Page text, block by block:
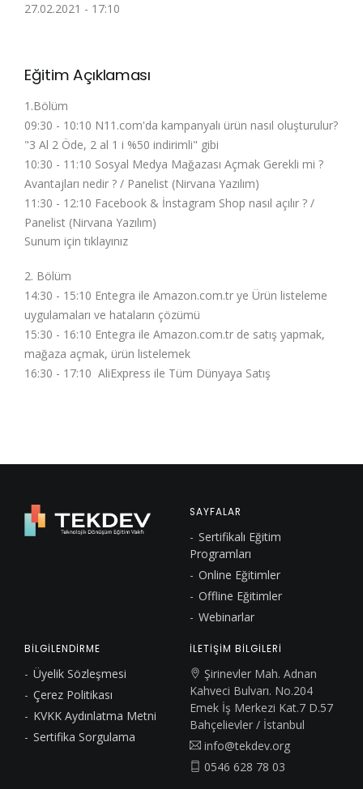
27.02.2021 - 17:10
Eğitim Açıklaması
1.Bölüm
09:30 - 10:10 N11.com'da kampanyalı ürün nasıl oluşturulur?
"3 Al 2 Öde, 2 al 1 i %50 indirimli" gibi
10:30 - 11:10 Sosyal Medya Mağazası Açmak Gerekli mi ?
Avantajları nedir ? / Panelist (Nirvana Yazılım)
11:30 - 12:10 Facebook & İnstagram Shop nasıl açılır ? /
Panelist (Nirvana Yazılım)
Sunum için tıklayınız
2. Bölüm
14:30 - 15:10 Entegra ile Amazon.com.tr ye Ürün listeleme
uygulamaları ve hataların çözümü
15:30 - 16:10 Entegra ile Amazon.com.tr de satış yapmak,
mağaza açmak, ürün listelemek
16:30 - 17:10 AliExpress ile Tüm Dünyaya Satış
SAYFALAR
Sertifikalı Eğitim
Programları
Online Eğitimler
Offline Eğitimler
Webinarlar
BİLGİLENDİRME
Üyelik Sözleşmesi
Çerez Politikası
KVKK Aydınlatma Metni
Sertifika Sorgulama
İLETİŞİM BİLGİLERİ
Şirinevler Mah. Adnan
Kahveci Bulvarı. No.204
Emek İş Merkezi Kat.7 D.57
Bahçelievler / İstanbul
info@tekdev.org
0546 628 78 03